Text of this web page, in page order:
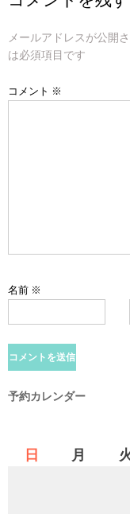
ビ
ゲ
シ
メールアドレスが公開
は必須項目です
コメント ※
名前 ※
予約カレンダー
日
月